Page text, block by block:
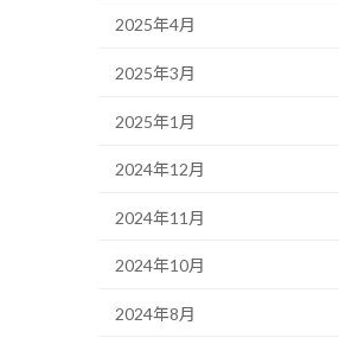
2025年4月
2025年3月
2025年1月
2024年12月
2024年11月
2024年10月
2024年8月